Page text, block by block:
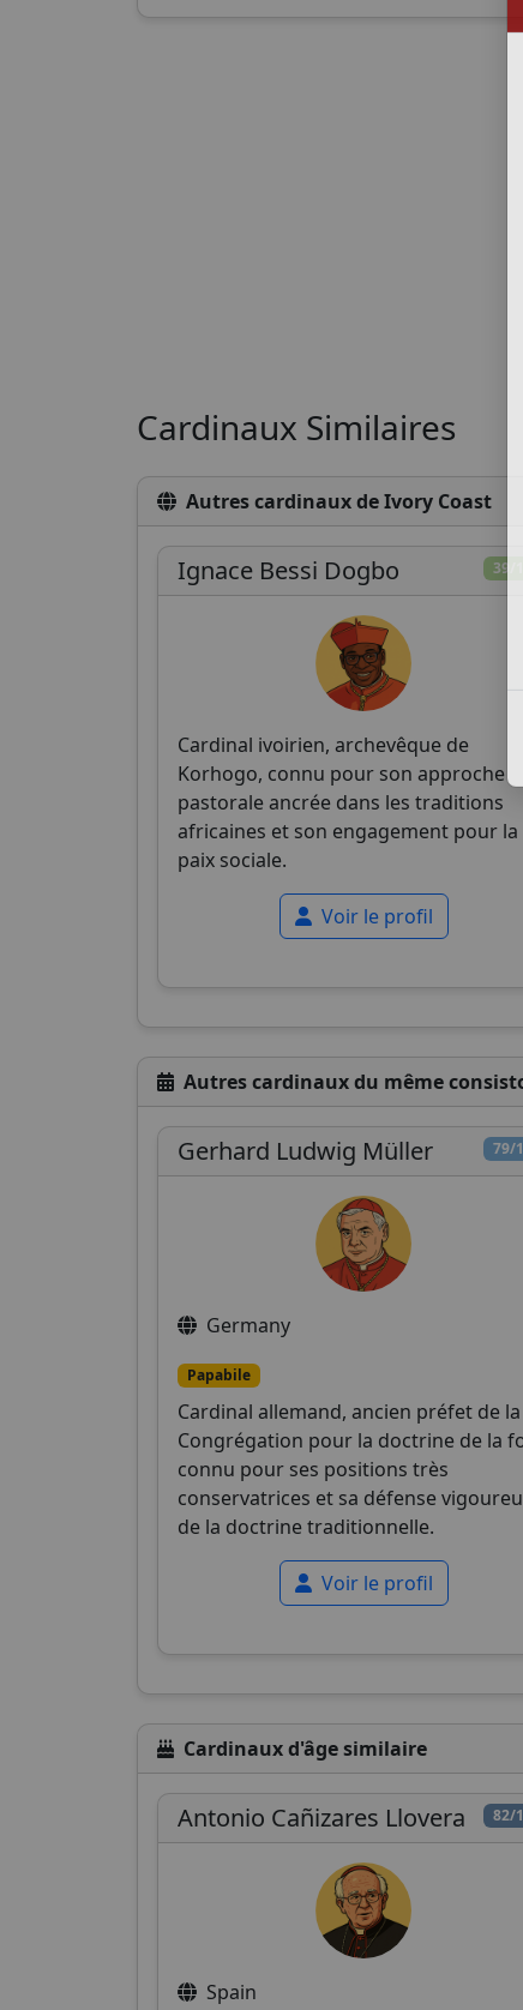
Cardinaux Similaires
Autres cardinaux de Ivory Coast
39/
Ignace Bessi Dogbo
Cardinal ivoirien, archevêque de
Korhogo, connu pour son approche
pastorale ancrée dans les traditions
africaines et son engagement pour la
paix sociale.
Voir le profil
Autres cardinaux du même
79/
Gerhard Ludwig Müller
Germany
Papabile
Cardinal allemand, ancien préfet de la
Congrégation pour la doctrine de la
connu pour ses positions très
conservatrices et sa défense
de la doctrine traditionnelle.
Voir le profil
Cardinaux d'âge similaire
82/
Antonio Cañizares Llovera
Spain